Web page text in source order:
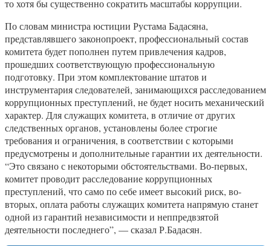
то хотя бы существенно сократить масштабы коррупции.
По словам министра юстиции Рустама Бадасяна,
представлявшего законопроект, профессиональный состав
комитета будет пополнен путем привлечения кадров,
прошедших соответствующую профессиональную
подготовку. При этом комплектование штатов и
инструментария следователей, занимающихся расследованием
коррупционных преступлений, не будет носить механический
характер. Для служащих комитета, в отличие от других
следственных органов, установлены более строгие
требования и ограничения, в соответствии с которыми
предусмотрены и дополнительные гарантии их деятельности.
“Это связано с некоторыми обстоятельствами. Во-первых,
комитет проводит расследование коррупционных
преступлений, что само по себе имеет высокий риск, во-
вторых, оплата работы служащих комитета напрямую станет
одной из гарантий независимости и неппредвзятой
деятельности последнего”, — сказал Р.Бадасян.